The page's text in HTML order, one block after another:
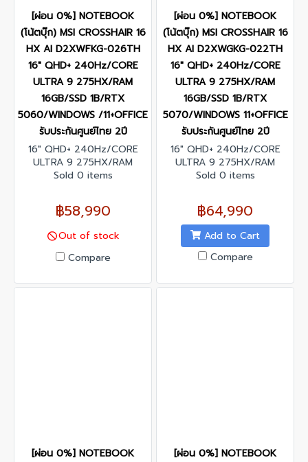
[ผ่อน 0%] NOTEBOOK
(โน้ตบุ๊ก) MSI CROSSHAIR 16
HX AI D2XWFKG-026TH
16" QHD+ 240Hz/CORE
ULTRA 9 275HX/RAM
16GB/SSD 1B/RTX
5060/WINDOWS /11+OFFICE
รับประกันศูนย์ไทย 2ปี
16" QHD+ 240Hz/CORE
ULTRA 9 275HX/RAM
16GB/SSD 1B/RTX
/ รับประกันศูนย์ไทย 2ปี
Sold 0 items
฿58,990
Out of stock
Compare
[ผ่อน 0%] NOTEBOOK
(โน้ตบุ๊ก) MSI CROSSHAIR 16
HX AI D2XWGKG-022TH
16" QHD+ 240Hz/CORE
ULTRA 9 275HX/RAM
16GB/SSD 1B/RTX
5070/WINDOWS 11+OFFICE
รับประกันศูนย์ไทย 2ปี
16" QHD+ 240Hz/CORE
ULTRA 9 275HX/RAM
16GB/SSD 1B/RTX
รับประกันศูนย์ไทย 2ปี
Sold 0 items
฿64,990
Add to Cart
Compare
[ผ่อน 0%] NOTEBOOK
[ผ่อน 0%] NOTEBOOK